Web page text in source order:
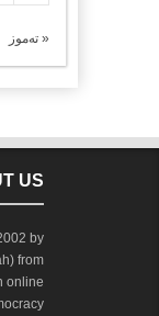
« تەموز
US
by
from
online